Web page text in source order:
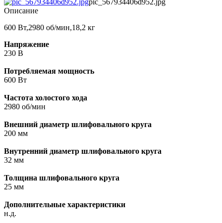
pic_567934406d952.jpg
Описание
600 Вт,2980 об/мин,18,2 кг
Напряжение
230 В
Потребляемая мощность
600 Вт
Частота холостого хода
2980 об/мин
Внешний диаметр шлифовального круга
200 мм
Внутренний диаметр шлифовального круга
32 мм
Толщина шлифовального круга
25 мм
Дополнительные характеристики
н.д.